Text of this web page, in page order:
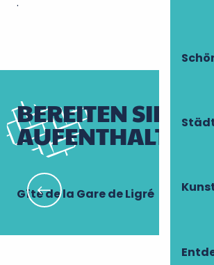
BEREITEN SIE
AUFENTHALT
Gîte de la Gare de Ligré